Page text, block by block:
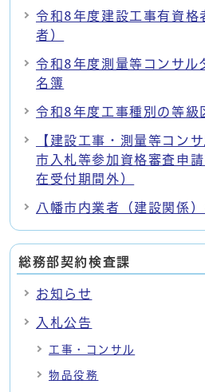
令和8年度建設工事有資格
者）
令和8年度測量等コンサル
名簿
令和8年度工事種別の等級
【建設工事・測量等コン
市入札等参加資格審査申
在受付期間外）
八幡市内業者（建設関係
総務部契約検査課
お知らせ
入札公告
工事・コンサル
物品役務